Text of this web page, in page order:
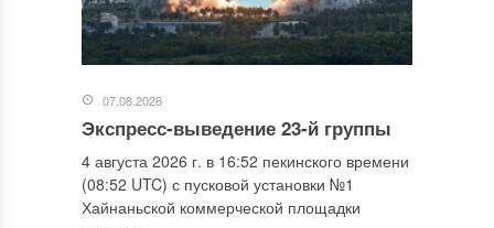
07.08.2026
Экспресс-выведение 23-й группы
4 августа 2026 г. в 16:52 пекинского времени
(08:52 UTC) с пусковой установки №1
Хайнаньской коммерческой площадки